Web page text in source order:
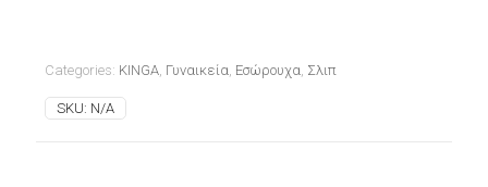
Categories: KINGA, Γυναικεία, Εσώρουχα, Σλιπ
SKU: N/A